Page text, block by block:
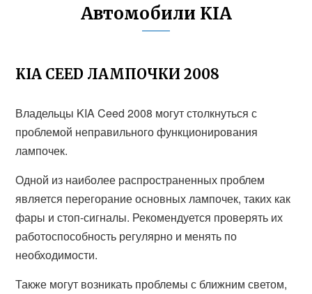
Автомобили KIA
KIA CEED ЛАМПОЧКИ 2008
Владельцы KIA Ceed 2008 могут столкнуться с
проблемой неправильного функционирования
лампочек.
Одной из наиболее распространенных проблем
является перегорание основных лампочек, таких как
фары и стоп-сигналы. Рекомендуется проверять их
работоспособность регулярно и менять по
необходимости.
Также могут возникать проблемы с ближним светом,